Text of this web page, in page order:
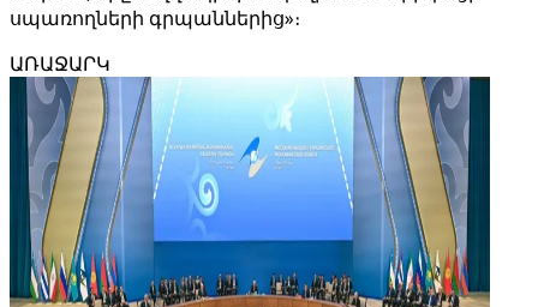
սպառողների գրպաններից»։
ԱՌԱՋԱՐԿ